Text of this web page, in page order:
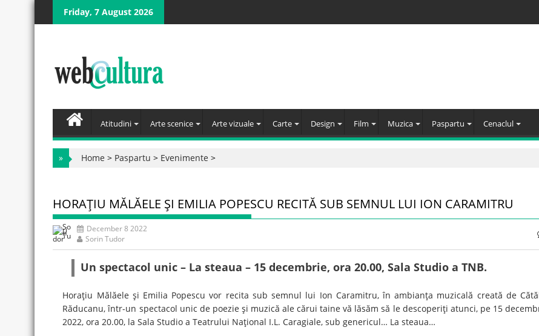
Skip
Friday, 7 August 2026
Atitudini Arte scenice Arte vizuale Carte Design Film Muzica Paspartu Cenaclul
» Home > Paspartu > Evenimente >
HORAŢIU MĂLĂELE ŞI EMILIA POPESCU RECITĂ SUB SEMNUL LUI ION CARAMITRU
December 8 2022
Sorin Tudor
Un spectacol unic – La steaua – 15 decembrie, ora 20.00, Sala Studio a TNB.
Horaţiu Mălăele şi Emilia Popescu vor recita sub semnul lui Ion Caramitru, în ambianţa muzicală creată de
Răducanu, într-un spectacol unic de poezie şi muzică ale cărui taine vă lăsăm să le descoperiţi atunci, pe 15
2022, ora 20.00, la Sala Studio a Teatrului Naţional I.L. Caragiale, sub genericul… La steaua…